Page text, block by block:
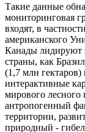
Такие данные
мониторинговая
входят, в
американского
Канады лидируют
страны, как
(1,7 млн
интерактивные
мирового
антропогенный
территории,
природный -